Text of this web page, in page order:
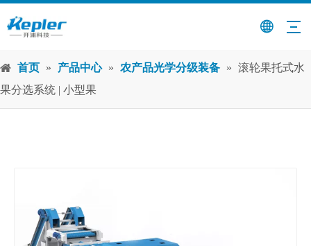
首页 » 产品中心 » 农产品光学分级装备 » 滚轮果托式水
果分选系统 | 小型果